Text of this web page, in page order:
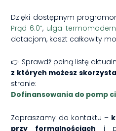
Dzięki dostępnym
Prąd 6.0”, ulga
dotacjom, koszt całkowity
👉 Sprawdź pełną listę
z których możesz
stronie:
Dofinansowania do pomp
Zapraszamy do kontaktu –
przy formalnościach i